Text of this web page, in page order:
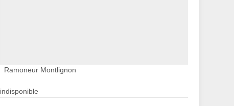
Ramoneur Montlignon
indisponible